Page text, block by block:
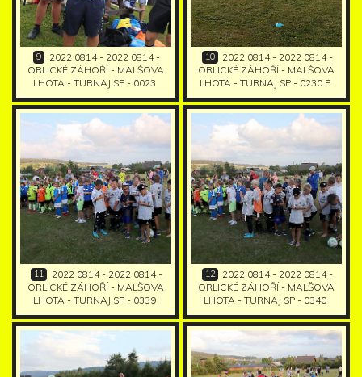
9
2022 0814 - 2022 0814 -
ORLICKÉ ZÁHOŘÍ - MALŠOVA
LHOTA - TURNAJ SP - 0023
10
2022 0814 - 2022 0814 -
ORLICKÉ ZÁHOŘÍ - MALŠOVA
LHOTA - TURNAJ SP - 0230 P
11
2022 0814 - 2022 0814 -
ORLICKÉ ZÁHOŘÍ - MALŠOVA
LHOTA - TURNAJ SP - 0339
12
2022 0814 - 2022 0814 -
ORLICKÉ ZÁHOŘÍ - MALŠOVA
LHOTA - TURNAJ SP - 0340